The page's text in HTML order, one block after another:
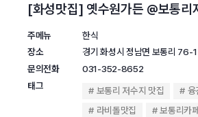
[화성맛집] 옛수원가든 @보통리
주메뉴
한식
장소
경기 화성시 정남면 보통리 76-1
문의전화
031-352-8652
태그
보통리 저수지 맛집
융
라비돌맛집
보통리카